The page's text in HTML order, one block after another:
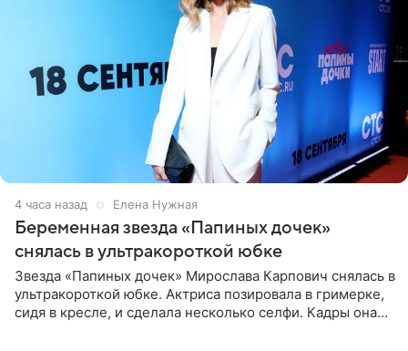
4 часа назад Елена Нужная
Беременная звезда «Папиных дочек»
снялась в ультракороткой юбке
Звезда «Папиных дочек» Мирослава Карпович снялась в
ультракороткой юбке. Актриса позировала в гримерке,
сидя в кресле, и сделала несколько селфи. Кадры она